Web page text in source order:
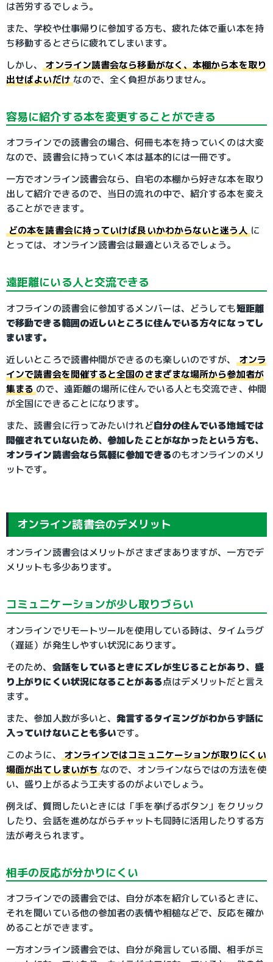
は苦労するでしょう。
また、学校や仕事帰りに参加する方も、疲れた体で重い本を持
ち移動するとさらに疲れてしまいます。
しかし、オンライン読書会なら移動がなく、本棚から本を取り
出せばよいだけなので、全く負担がありません。
容易に紹介する本を変更することができる
オフラインでの読書会の場合、何冊も本を持っていくのは大変
なので、読書会に持っていく本は基本的には一冊です。
一方でオンライン読書会なら、自宅の本棚から好きな本を取り
出して紹介できるので、当日の流れの中で、紹介する本を変え
ることができます。
どの本を読書会に持っていけば良いかわからないと迷う人に
とっては、オンライン読書会は最適といえるでしょう。
遠距離にいる人と交流できる
オフラインの読書会に参加するメンバーは、どうしても短距離
で移動できる範囲の近しいところに住んでいる方々になってし
まいます。
近しいところで読書仲間ができるのも楽しいのですが、
オンラ
インで読書会を開催すると全国のさまざまな場所から参加者が
集まる ので、遠距離の場所に住んでいる人とも交流でき、仲間
が全国にできることになります。
また、読書会に行ってみたいけれど自分の住んでいる地域では
開催されていないため、参加したことがなかったという方も、
オンライン読書会なら気軽に参加できるのもオンラインのメリ
ットです。
オンライン読書会のデメリット
オンライン読書会はメリットがさまざまありますが、一方でデ
メリットも多少あります。
コミュニケーションが少し取りづらい
オンラインでリモートツールを使用している時は、タイムラグ
（遅延）が発生しやすい状況にあります。
そのため、 会話をしているときにズレが生じることがあり、盛
り上がりにくい状況になることがある点はデメリットだと言え
ます。
また、参加人数が多いと、発言するタイミングがわからず話に
入っていけないことも多いです。
このように、
オンラインではコミュニケーションが取りにくい
場面が出てしまいがちなので、オンラインならではの方法を使
い、盛り上がるよう工夫するのがよいでしょう。
例えば、質問したいときには「手を挙げるボタン」をクリック
したり、会話を進めながらチャットも同時に活用したりする方
法が考えられます。
相手の反応が分かりにくい
オフラインでの読書会では、自分が本を紹介しているときに、
それを聞いている他の参加者の表情や相槌などで、反応を確か
めることができます。
一方オンライン読書会では、自分が発言している間、相手がミ